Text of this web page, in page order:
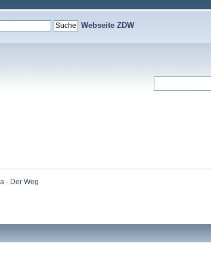
Webseite ZDW
- Der Weg